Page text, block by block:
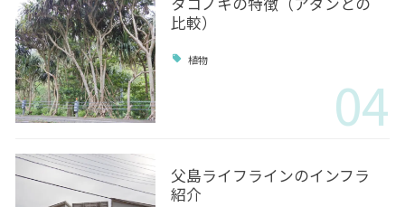
比較）
植物
04
父島ライフラインのインフラ
紹介